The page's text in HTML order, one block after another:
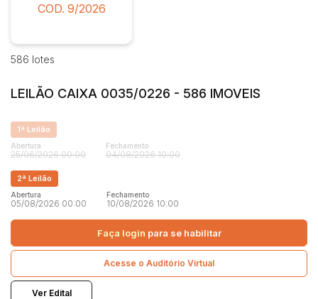
Busca por categoria
Apartamento
Comercial
Imovel rural
Sala
Terreno
Judiciais
Faixa de valor
R$
COD. 9/2026
586 lotes
LEILÃO CAIXA 0035/0226 - 586 IMOVEIS
1ª Leilão
Abertura
25/06/2026 00:00
Fechamento
04/08/2026 10:00
2ª Leilão
Abertura
05/08/2026 00:00
Fechamento
10/08/2026 10:00
Faça login para se habilitar
Acesse o Auditório Virtual
Ver Edital